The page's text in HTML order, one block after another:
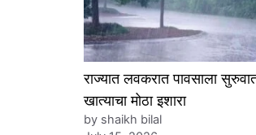
राज्यात लवकरात पावसाला
खात्याचा मोठा इशारा
by shaikh bilal